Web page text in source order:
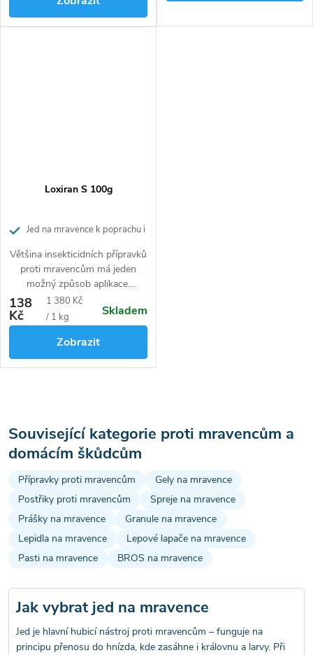
do hnízda a na další jiné
Loxiran S 100g
Jed na mravence k poprachu i
Většina insekticidních přípravků
proti mravencům má jeden
možný způsob aplikace.
Insekticidní granulát Loxiran S
od firmy Neudorff umožňuje
chránit vaše okolí vašeho obydlí
proti tomuto druhu hmyzu
hned dvěma způsoby. Můžete
jej buď aplikovat posypáním na
proti mravencům na cestách a
jiných zpevněných či
vydlážděných plochách a
terasách. Pro likvidaci
vhodnějšíLoxiran Mravenčí
bufet.
138
Kč
Měrná
cena:
1 380 Kč
/ 1 kg
Skladem
Zobrazit
v
l
á
d
a
p
Související kategorie proti mravencům a
domácím škůdcům
Přípravky proti mravencům
Gely na mravence
Postřiky proti mravencům
Spreje na mravence
Prášky na mravence
Granule na mravence
Lepidla na mravence
Lepové lapače na mravence
Pasti na mravence
BROS na mravence
Jak vybrat jed na mravence
Jed je hlavní hubicí nástroj proti mravencům – funguje na
principu přenosu do hnízda, kde zasáhne i královnu a larvy. Při